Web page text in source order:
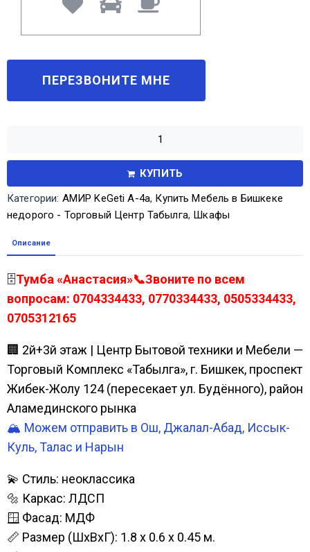
КУПИТЬ
Категории: АМИР KeGeti А-4а, Купить Мебель в Бишкеке
недорого - Торговый Центр Табылга, Шкафы
Описание
🗄️Тумба «Анастасия»📞Звоните по всем
вопросам: 0704334433, 0770334433, 0505334433,
0705312165
🏢 2й+3й этаж | Центр Бытовой техники и Мебели —
Торговый Комплекс «Табылга», г. Бишкек, проспект
Жибек-Жолу 124 (пересекает ул. Будённого), район
Аламединского рынка
🏔️ Можем отправить в Ош, Джалал-Абад, Иссык-
Куль, Талас и Нарын
💫 Стиль: неоклассика
🔩 Каркас: ЛДСП
🪟 Фасад: МДФ
📏 Размер (ШхВхГ): 1.8 х 0.6 х 0.45 м.